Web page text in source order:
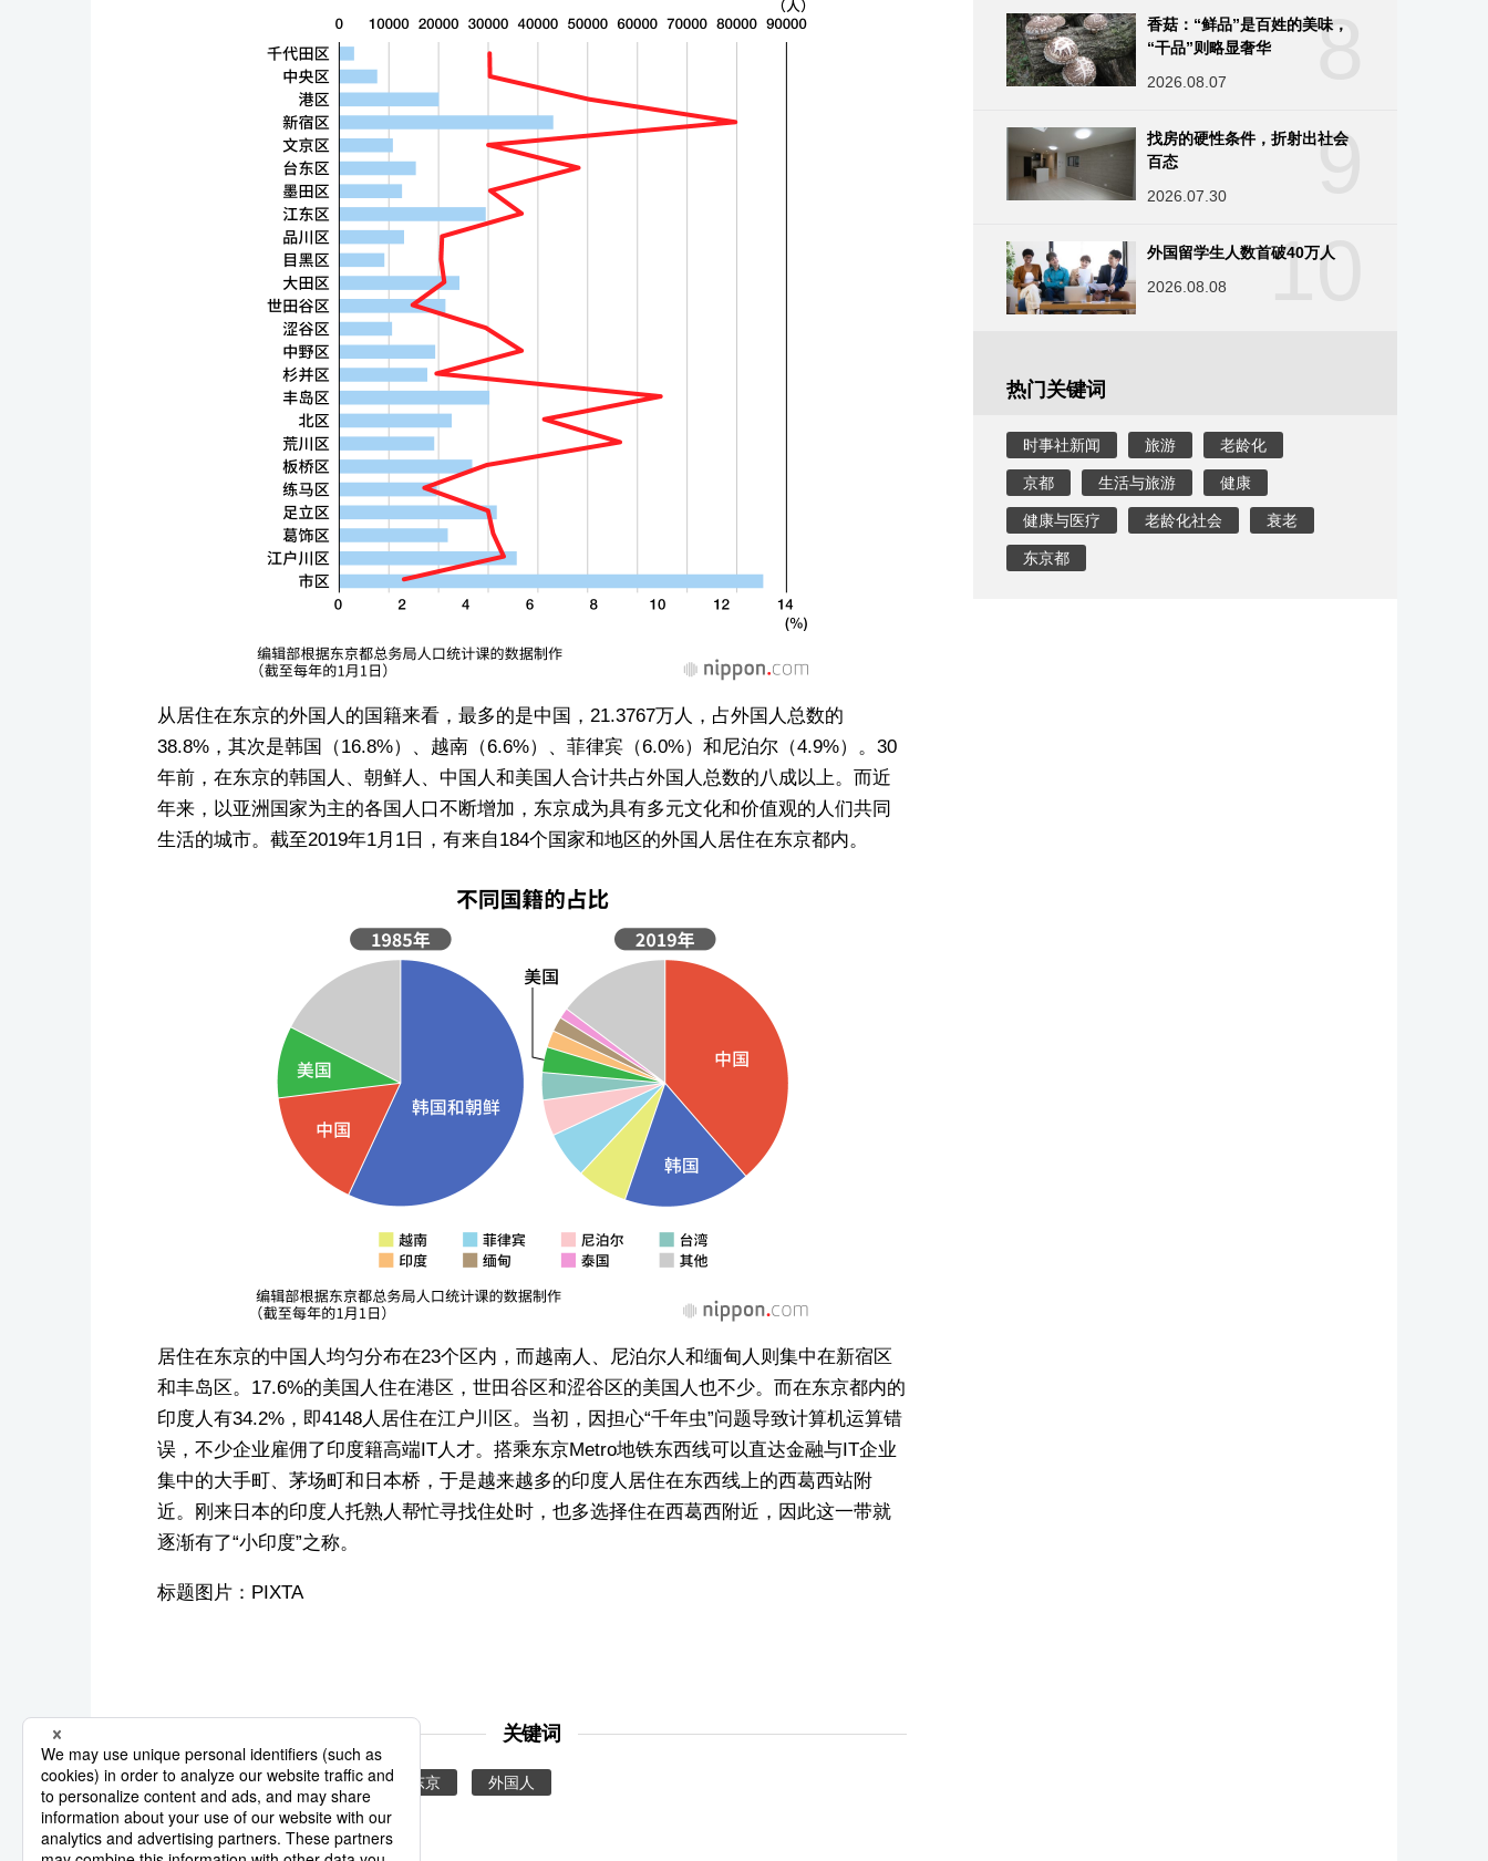
从居住在东京的外国人的国籍来看，最多的是中国，21.3767万人，占外国人总数的
38.8%，其次是韩国（16.8%）、越南（6.6%）、菲律宾（6.0%）和尼泊尔（4.9%）。30
年前，在东京的韩国人、朝鲜人、中国人和美国人合计共占外国人总数的八成以上。而近
年来，以亚洲国家为主的各国人口不断增加，东京成为具有多元文化和价值观的人们共同
生活的城市。截至2019年1月1日，有来自184个国家和地区的外国人居住在东京都内。
居住在东京的中国人均匀分布在23个区内，而越南人、尼泊尔人和缅甸人则集中在新宿区
和丰岛区。17.6%的美国人住在港区，世田谷区和涩谷区的美国人也不少。而在东京都内的
印度人有34.2%，即4148人居住在江户川区。当初，因担心“千年虫”问题导致计算机运算错
误，不少企业雇佣了印度籍高端IT人才。搭乘东京Metro地铁东西线可以直达金融与IT企业
集中的大手町、茅场町和日本桥，于是越来越多的印度人居住在东西线上的西葛西站附
近。刚来日本的印度人托熟人帮忙寻找住处时，也多选择住在西葛西附近，因此这一带就
逐渐有了“小印度”之称。
标题图片：PIXTA
关键词
美国 中国 印度 东京 外国人
8
香菇：“鲜品”是百姓的美味，
“干品”则略显奢华
2026.08.07
9
找房的硬性条件，折射出社会
百态
2026.07.30
10
外国留学生人数首破40万人
2026.08.08
热门关键词
时事社新闻 旅游 老龄化
京都 生活与旅游 健康
健康与医疗 老龄化社会 衰老
东京都